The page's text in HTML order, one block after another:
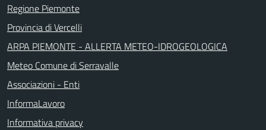
Regione Piemonte
Provincia di Vercelli
ARPA PIEMONTE - ALLERTA METEO-IDROGEOLOGICA
Meteo Comune di Serravalle
Associazioni - Enti
InformaLavoro
Informativa privacy